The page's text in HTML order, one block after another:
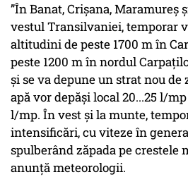
”În Banat, Crișana, Maramureș
vestul Transilvaniei, temporar
altitudini de peste 1700 m în
peste 1200 m în nordul
și se va depune un strat nou de
apă vor depăși local 20...25 l/
l/mp. În vest și la munte,
intensificări, cu viteze în
spulberând zăpada pe crestele
anunță meteorologii.